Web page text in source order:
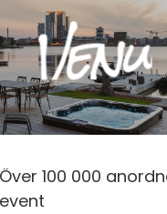
Över 100 000
event